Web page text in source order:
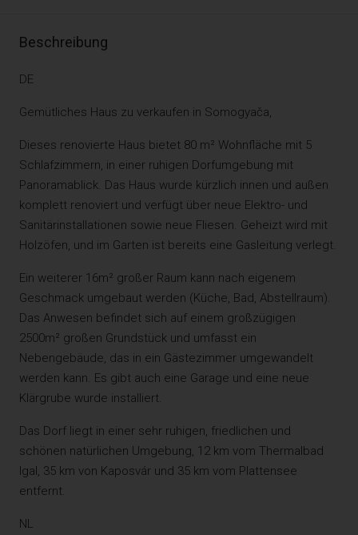
Beschreibung
DE
Gemütliches Haus zu verkaufen in Somogyača,
Dieses renovierte Haus bietet 80 m² Wohnfläche mit 5
Schlafzimmern, in einer ruhigen Dorfumgebung mit
Panoramablick. Das Haus wurde kürzlich innen und außen
komplett renoviert und verfügt über neue Elektro- und
Sanitärinstallationen sowie neue Fliesen. Geheizt wird mit
Holzöfen, und im Garten ist bereits eine Gasleitung verlegt.
Ein weiterer 16m² großer Raum kann nach eigenem
Geschmack umgebaut werden (Küche, Bad, Abstellraum).
Das Anwesen befindet sich auf einem großzügigen
2500m² großen Grundstück und umfasst ein
Nebengebäude, das in ein Gästezimmer umgewandelt
werden kann. Es gibt auch eine Garage und eine neue
Klärgrube wurde installiert.
Das Dorf liegt in einer sehr ruhigen, friedlichen und
schönen natürlichen Umgebung, 12 km vom Thermalbad
Igal, 35 km von Kaposvár und 35 km vom Plattensee
entfernt.
NL